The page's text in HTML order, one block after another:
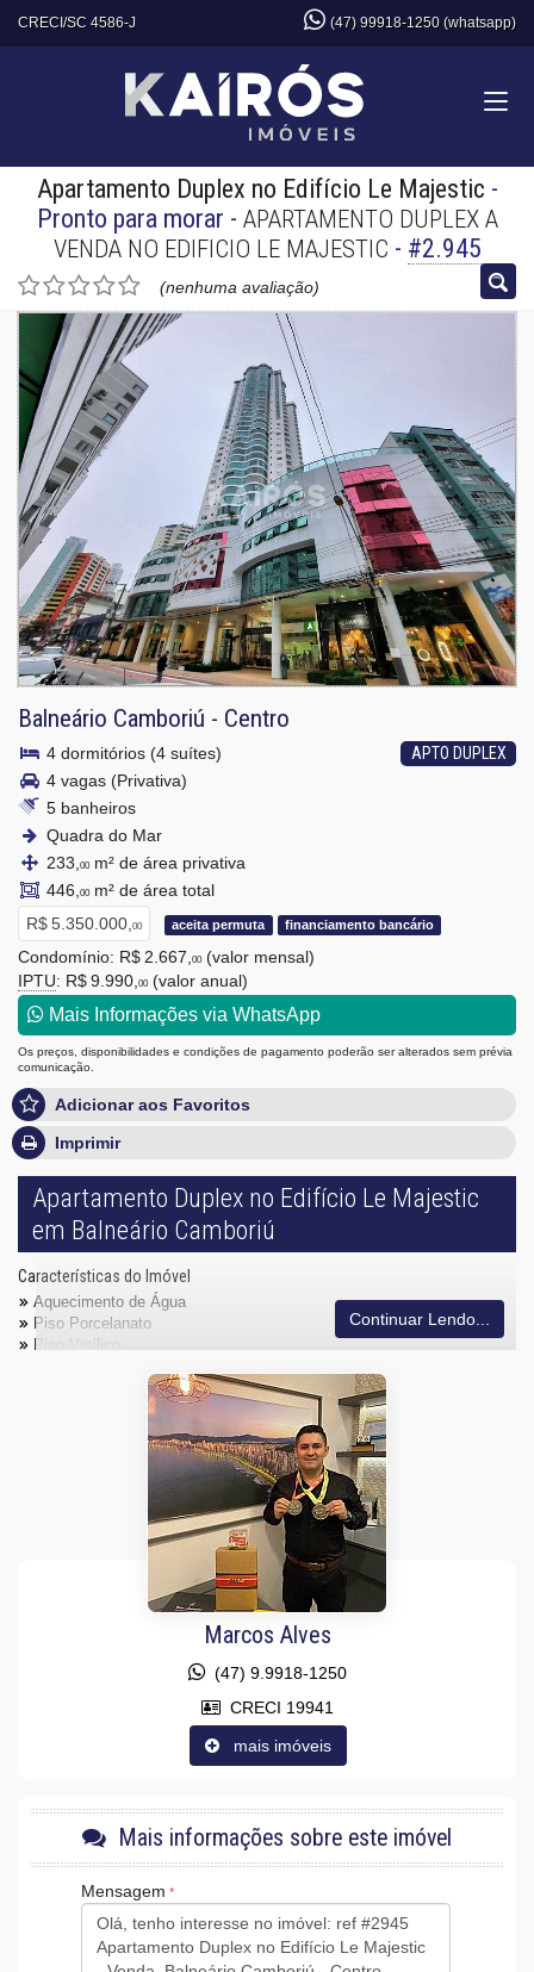
CRECI/SC 4586-J (47) 99918-1250 (whatsapp)
Apartamento Duplex no Edifício Le Majestic -
Pronto para morar - APARTAMENTO DUPLEX A
VENDA NO EDIFICIO LE MAJESTIC - #2.945
(nenhuma avaliação)
Balneário Camboriú - Centro
APTO DUPLEX
4 dormitórios (4 suítes)
4 vagas (Privativa)
5 banheiros
Quadra do Mar
233, 00m² de área privativa
446, 00m² de área total
R$ 5.350.000, 00 aceita permuta financiamento bancário
Condomínio: R$ 2.667, 00 (valor mensal)
IPTU: R$ 9.990, 00 (valor anual)
Mais Informações via WhatsApp
Os preços, disponibilidades e condições de pagamento poderão ser alterados sem prévia
comunicação.
Adicionar aos Favoritos
Imprimir
Apartamento Duplex no Edifício Le Majestic
em Balneário Camboriú
Características do Imóvel
Aquecimento de Água
Piso Porcelanato
Piso Vinílico
Acabamento em Gesso
Vista Panorâmica
Características do Empreendimento
Captação de Água
Portão Eletrônico
Playground
Quiosque Externo
Piscina Infantil
Bicicletário
Câmeras de Segurança
Continuar Lendo...
Marcos Alves
(47) 9.9918-1250
CRECI 19941
mais imóveis
Mais informações sobre este imóvel
Mensagem